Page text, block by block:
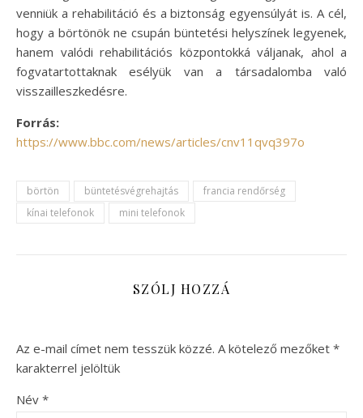
venniük a rehabilitáció és a biztonság egyensúlyát is. A cél,
hogy a börtönök ne csupán büntetési helyszínek legyenek,
hanem valódi rehabilitációs központokká váljanak, ahol a
fogvatartottaknak esélyük van a társadalomba való
visszailleszkedésre.
Forrás:
https://www.bbc.com/news/articles/cnv11qvq397o
börtön büntetésvégrehajtás
francia rendőrség
kínai telefonok
mini telefonok
SZÓLJ HOZZÁ
Az e-mail címet nem tesszük közzé. A kötelező mezőket *
karakterrel jelöltük
Név *